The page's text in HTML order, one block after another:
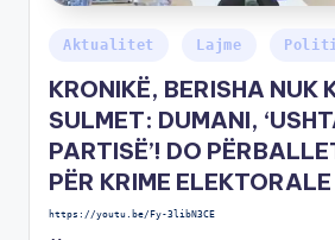
Aktualitet Lajme
KRONIKË, BERISHA NUK
SULMET: DUMANI,
PARTISË’! DO
PËR KRIME ELEKTORALE
https://youtu.be/Fy-3libN3CE